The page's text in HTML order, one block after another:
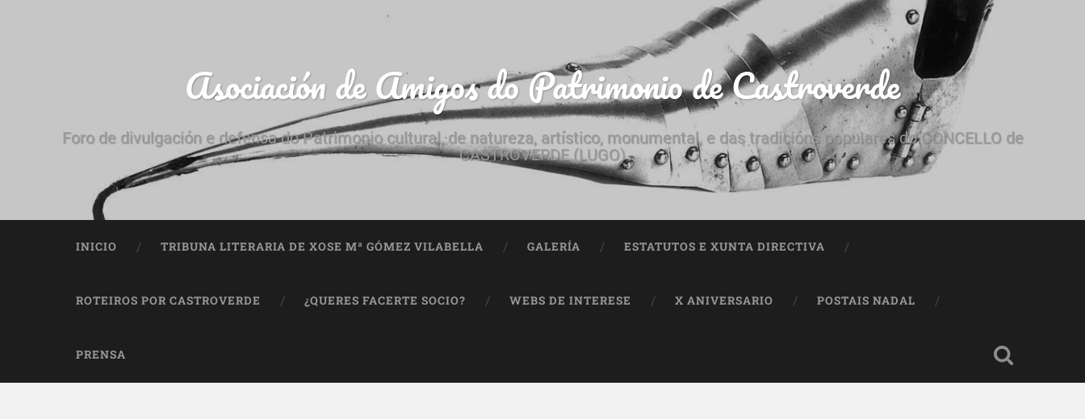
Asociación de Amigos do Patrimonio de Castroverde
Foro de divulgación e defensa do Patrimonio cultural, de natureza, artístico, monumental, e das tradicións populares do CONCELLO de
CASTROVERDE (LUGO)
INICIO TRIBUNA LITERARIA DE XOSE Mª GÓMEZ VILABELLA GALERÍA ESTATUTOS E XUNTA DIRECTIVA
ROTEIROS POR CASTROVERDE ¿QUERES FACERTE SOCIO? WEBS DE INTERESE X ANIVERSARIO POSTAIS NADAL
PRENSA